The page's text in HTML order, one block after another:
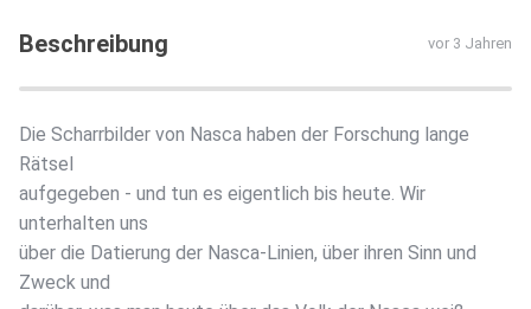
Beschreibung vor 3 Jahren
Die Scharrbilder von Nasca haben der Forschung lange
Rätsel
aufgegeben - und tun es eigentlich bis heute. Wir
unterhalten uns
über die Datierung der Nasca-Linien, über ihren Sinn und
Zweck und